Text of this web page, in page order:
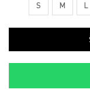
S M L